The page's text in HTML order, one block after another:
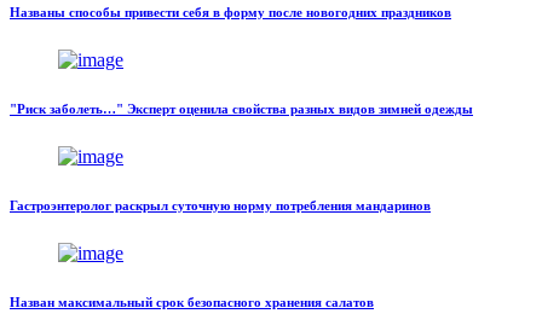
Названы способы привести себя в форму после новогодних праздников
"Риск заболеть…" Эксперт оценила свойства разных видов зимней одежды
Гастроэнтеролог раскрыл суточную норму потребления мандаринов
Назван максимальный срок безопасного хранения салатов